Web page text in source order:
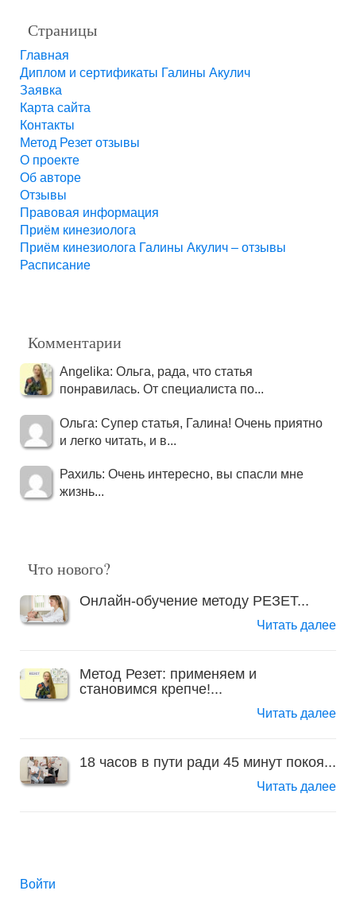
Страницы
Главная
Диплом и сертификаты Галины Акулич
Заявка
Карта сайта
Контакты
Метод Резет отзывы
О проекте
Об авторе
Отзывы
Правовая информация
Приём кинезиолога
Приём кинезиолога Галины Акулич – отзывы
Расписание
Комментарии
Angelika: Ольга, рада, что статья
понравилась. От специалиста по...
Ольга: Супер статья, Галина! Очень приятно
и легко читать, и в...
Рахиль: Очень интересно, вы спасли мне
жизнь...
Что нового?
Онлайн-обучение методу РЕЗЕТ...
Читать далее
Метод Резет: применяем и
становимся крепче!...
Читать далее
18 часов в пути ради 45 минут покоя...
Читать далее
Войти